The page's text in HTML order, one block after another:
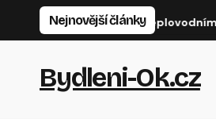
Nejnovější články
mezi teplovodním a
Bydleni-Ok.cz